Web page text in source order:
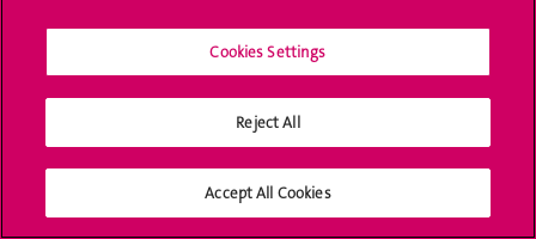
Offres d'emploi
Bibliothèque
Médias sociaux UNIGE
Cookies Settings
Reject All
Accept All Cookies